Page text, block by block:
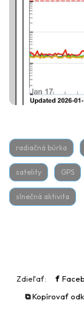
radiačná búrka
satelity GPS
slnečná aktivita
Zdieľať: f
⧉ Kopírovať